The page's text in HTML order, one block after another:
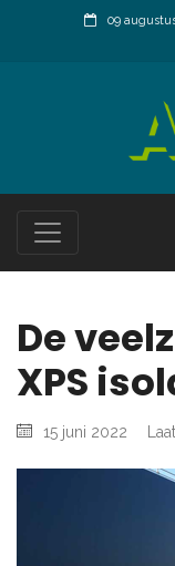
09
De
XPS
15 juni 2022